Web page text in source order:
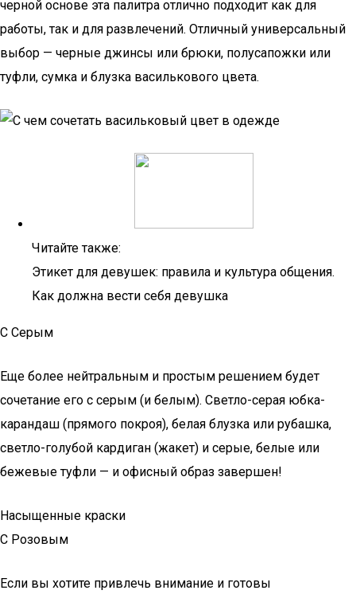
черной основе эта палитра отлично подходит как для
работы, так и для развлечений. Отличный универсальный
выбор — черные джинсы или брюки, полусапожки или
туфли, сумка и блузка василькового цвета.
Читайте также:
Этикет для девушек: правила и культура общения.
Как должна вести себя девушка
С Серым
Еще более нейтральным и простым решением будет
сочетание его с серым (и белым). Светло-серая юбка-
карандаш (прямого покроя), белая блузка или рубашка,
светло-голубой кардиган (жакет) и серые, белые или
бежевые туфли — и офисный образ завершен!
Насыщенные краски
С Розовым
Если вы хотите привлечь внимание и готовы